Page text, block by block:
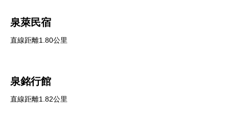
泉萊民宿
直線距離1.80公里
泉銘行館
直線距離1.82公里